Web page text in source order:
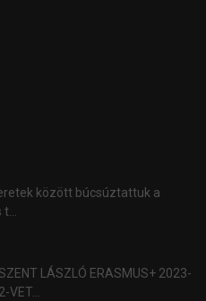
között búcsúztattuk a
LÁSZLÓ ERASMUS+ 2023-
VET...